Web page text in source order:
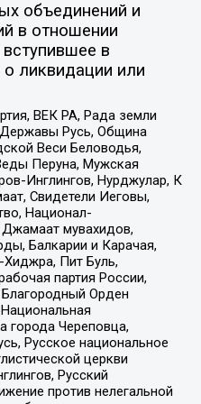
объединений и
в отношении
в
ликвидации или
ВЕК РА, Рада земли
Русь, Община
Веси Беловодья,
Перуна, Мужская
Инглингов, Нурджулар, К
Свидетели Иеговы,
Национал-
мувахидов,
Балкарии и Карачая,
Пит Буль,
партия России,
Орден
города Череповца,
Русское национальное
церкви
Русский
против нелегальной